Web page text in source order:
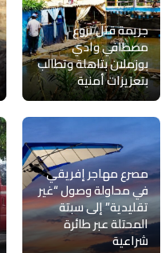
جريمة قتل تروع
مصطافي وادي
بوزملان بتاهلة وتطالب
بتعزيزات أمنية
مصرع مهاجر إفريقي
في محاولة وصول “غير
تقليدية” إلى سبتة
المحتلة عبر طائرة
شراعية